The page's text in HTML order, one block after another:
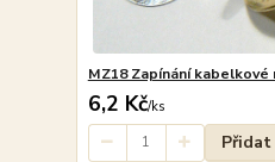
MZ18 Zapínání
6,2 Kč/ks